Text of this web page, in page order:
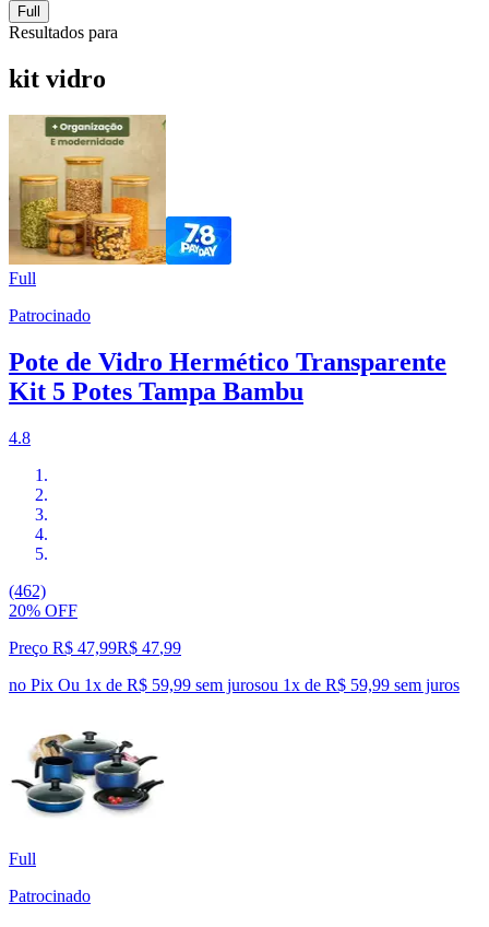
Full
Resultados para
kit vidro
Full
Patrocinado
Pote de Vidro Hermético Transparente
Kit 5 Potes Tampa Bambu
4.8
(462)
20% OFF
Preço R$ 47,99R$ 47,99
no Pix Ou 1x de R$ 59,99 sem jurosou 1x de R$ 59,99 sem juros
Full
Patrocinado